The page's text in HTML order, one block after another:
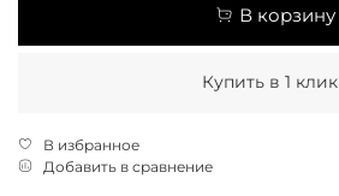
В корзину
Купить в 1 клик
В избранное
Добавить в сравнение